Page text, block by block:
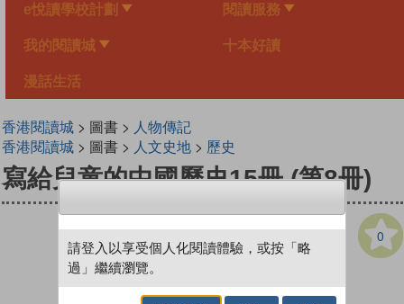
e悅讀學校計劃 閱讀服務
我的閱讀城 十本好讀
漫話生活
香港閱讀城> 圖書 > 人物傳記
香港閱讀城> 圖書 > 人文史地> 歷史
寫給兒童的中國歷史15冊 (第8冊)
0
請登入以享受個人化閱讀體驗，或按「略
過」繼續瀏覽。